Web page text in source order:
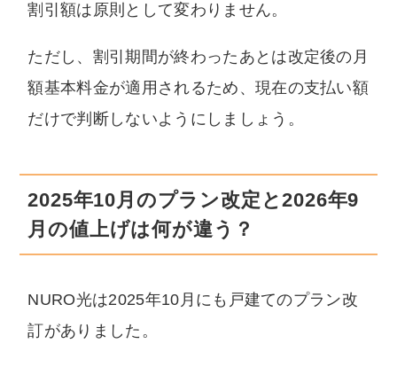
割引額は原則として変わりません。
ただし、割引期間が終わったあとは改定後の月
額基本料金が適用されるため、現在の支払い額
だけで判断しないようにしましょう。
2025年10月のプラン改定と2026年9
月の値上げは何が違う？
NURO光は2025年10月にも戸建てのプラン改
訂がありました。